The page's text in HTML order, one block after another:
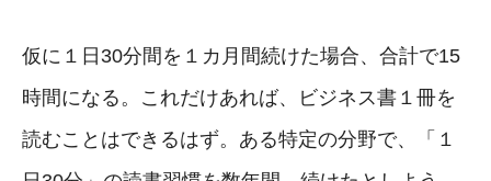
仮に１日30分間を１カ月間続けた場合、合計で15
時間になる。これだけあれば、ビジネス書１冊を
読むことはできるはず。ある特定の分野で、「１